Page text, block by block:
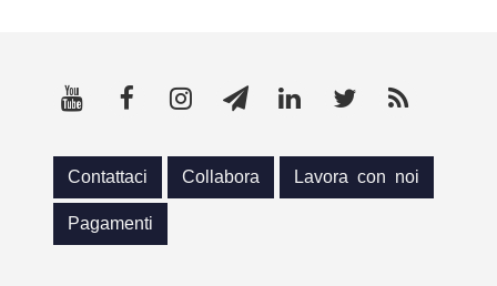
Contattaci Collabora Lavora con noi
Pagamenti